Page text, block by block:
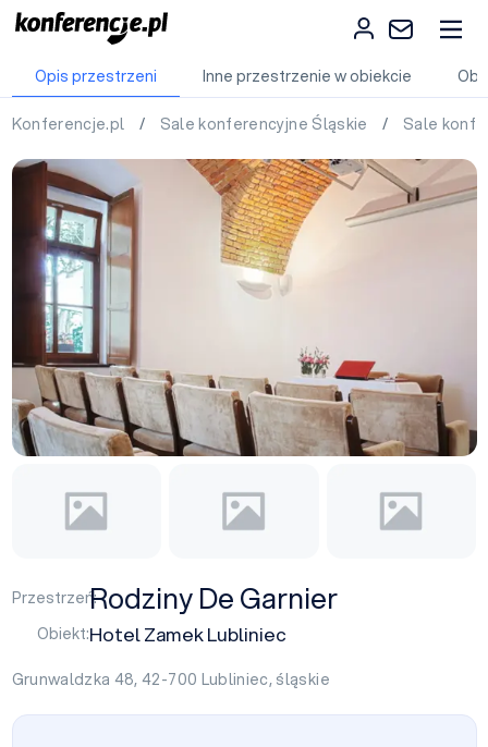
Opis przestrzeni Inne przestrzenie w obiekcie
Konferencje.pl / Sale konferencyjne Śląskie / Sale
Przestrzeń:Rodziny De Garnier
Obiekt:Hotel Zamek Lubliniec
Grunwaldzka 48, 42-700 Lubliniec, śląskie